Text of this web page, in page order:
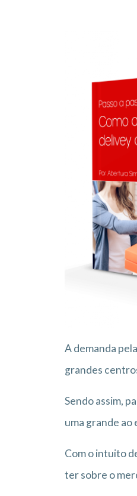
A demanda
grandes
Sendo assim,
uma grande
Com o intuito
ter sobre o